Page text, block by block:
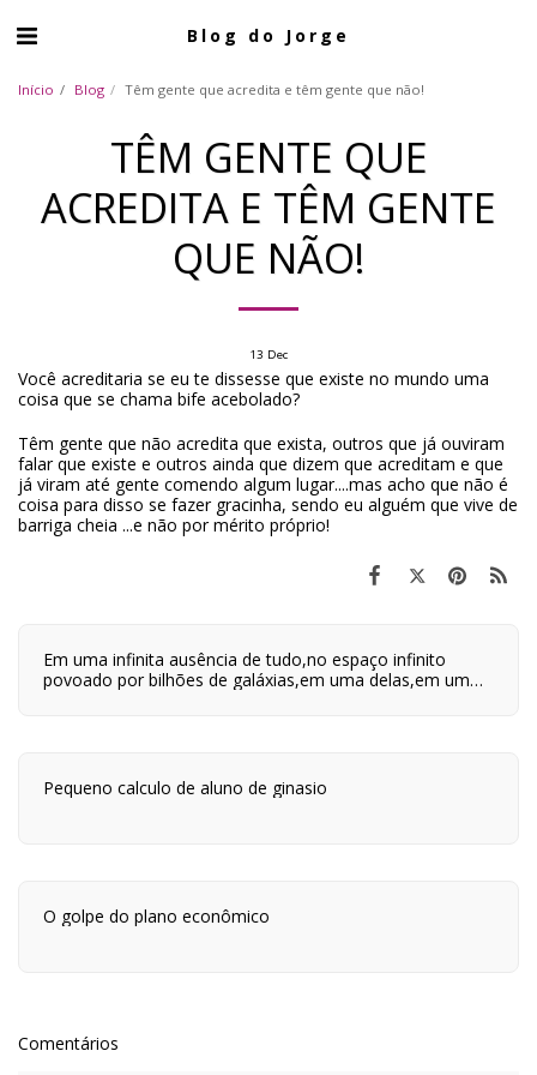
Blog do Jorge
Início Blog Têm gente que acredita e têm gente que não!
TÊM GENTE QUE
ACREDITA E TÊM GENTE
QUE NÃO!
13 Dec
Você acreditaria se eu te dissesse que existe no mundo uma
coisa que se chama bife acebolado?
Têm gente que não acredita que exista, outros que já ouviram
falar que existe e outros ainda que dizem que acreditam e que
já viram até gente comendo algum lugar....mas acho que não é
coisa para disso se fazer gracinha, sendo eu alguém que vive de
barriga cheia ...e não por mérito próprio!
Em uma infinita ausência de tudo,no espaço infinito
povoado por bilhões de galáxias,em uma delas,em um
Pequeno calculo de aluno de ginasio
O golpe do plano econômico
Comentários